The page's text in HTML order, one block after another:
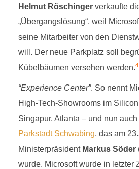
Helmut Röschingerverkaufte
„Übergangslösung“, weil
seine Mitarbeiter von den
will. Der neue Parkplatz soll
Kübelbäumen versehen werden.4
“Experience Center”. So nennt
High-Tech-Showrooms im
Singapur, Atlanta – und nun
Parkstadt Schwabing, das am
Ministerpräsident Markus Söder
wurde. Microsoft wurde in letzter